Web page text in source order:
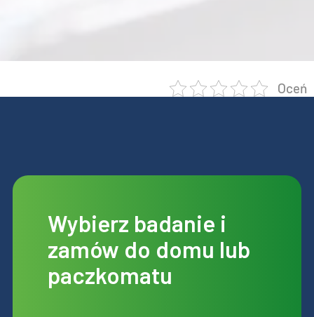
Oceń
Wybierz badanie i
zamów do domu lub
paczkomatu